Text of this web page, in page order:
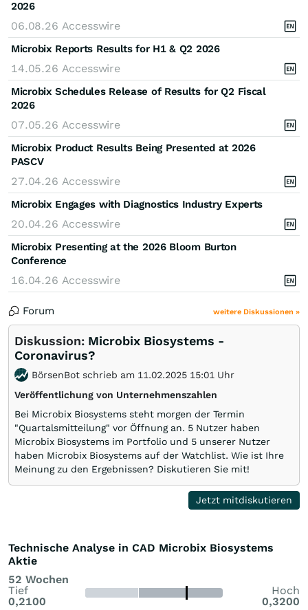
2026
06.08.26 Accesswire
Microbix Reports Results for H1 & Q2 2026
14.05.26 Accesswire
Microbix Schedules Release of Results for Q2 Fiscal
2026
07.05.26 Accesswire
Microbix Product Results Being Presented at 2026
PASCV
27.04.26 Accesswire
Microbix Engages with Diagnostics Industry Experts
20.04.26 Accesswire
Microbix Presenting at the 2026 Bloom Burton
Conference
16.04.26 Accesswire
Forum weitere Diskussionen »
Diskussion: Microbix Biosystems -
Coronavirus?
BörsenBot schrieb am 11.02.2025 15:01 Uhr
Veröffentlichung von Unternehmenszahlen
Bei Microbix Biosystems steht morgen der Termin
"Quartalsmitteilung" vor Öffnung an. 5 Nutzer haben
Microbix Biosystems im Portfolio und 5 unserer Nutzer
haben Microbix Biosystems auf der Watchlist. Wie ist Ihre
Meinung zu den Ergebnissen? Diskutieren Sie mit!
Jetzt mitdiskutieren
Technische Analyse in CAD Microbix Biosystems
Aktie
52 Wochen
Tief
0,2100
Hoch
0,3200